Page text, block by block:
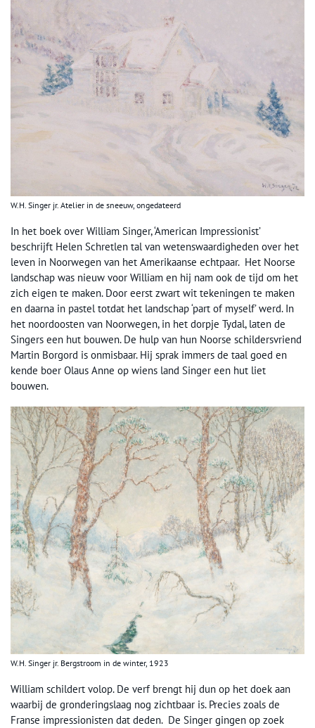
W.H. Singer jr. Atelier in de sneeuw, ongedateerd
In het boek over William Singer, ‘American Impressionist’
beschrijft Helen Schretlen tal van wetenswaardigheden over het
leven in Noorwegen van het Amerikaanse echtpaar. Het Noorse
landschap was nieuw voor William en hij nam ook de tijd om het
zich eigen te maken. Door eerst zwart wit tekeningen te maken
en daarna in pastel totdat het landschap ‘part of myself’ werd. In
het noordoosten van Noorwegen, in het dorpje Tydal, laten de
Singers een hut bouwen. De hulp van hun Noorse schildersvriend
Martin Borgord is onmisbaar. Hij sprak immers de taal goed en
kende boer Olaus Anne op wiens land Singer een hut liet
bouwen.
W.H. Singer jr. Bergstroom in de winter, 1923
William schildert volop. De verf brengt hij dun op het doek aan
waarbij de gronderingslaag nog zichtbaar is. Precies zoals de
Franse impressionisten dat deden. De Singer gingen op zoek